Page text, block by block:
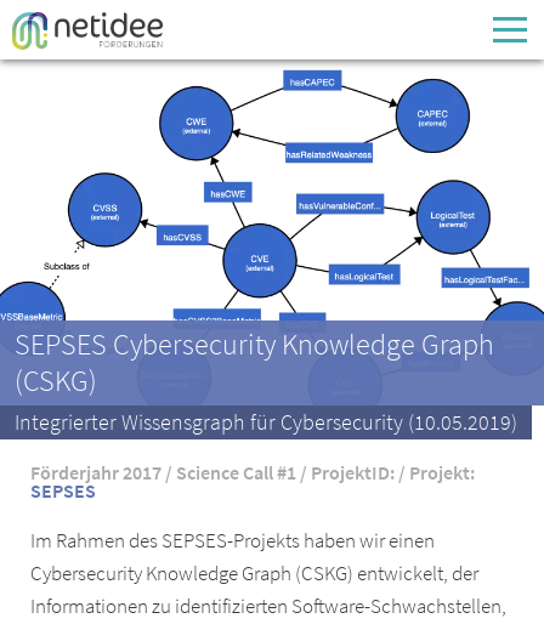
Enter your username or email address
Passwort
Passwort vergessen
SEPSES Cybersecurity Knowledge Graph
(CSKG)
Integrierter Wissensgraph für Cybersecurity (10.05.2019)
Förderjahr 2017 / Science Call #1 / ProjektID: / Projekt:
SEPSES
Im Rahmen des SEPSES-Projekts haben wir einen
Cybersecurity Knowledge Graph (CSKG) entwickelt, der
Informationen zu identifizierten Software-Schwachstellen,